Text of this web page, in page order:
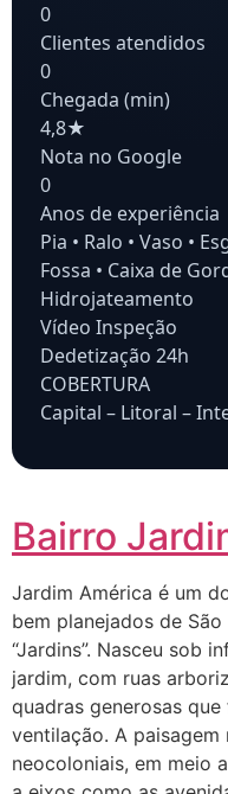
0
Clientes atendidos
0
Chegada (min)
4,8★
Nota no Google
0
Anos de experiência
Pia • Ralo • Vaso •
Fossa • Caixa de
Hidrojateamento
Vídeo Inspeção
Dedetização 24h
COBERTURA
Capital – Litoral –
Bairro
Jardim América é um
bem planejados de
“Jardins”. Nasceu sob
jardim, com ruas
quadras generosas
ventilação. A
neocoloniais, em meio